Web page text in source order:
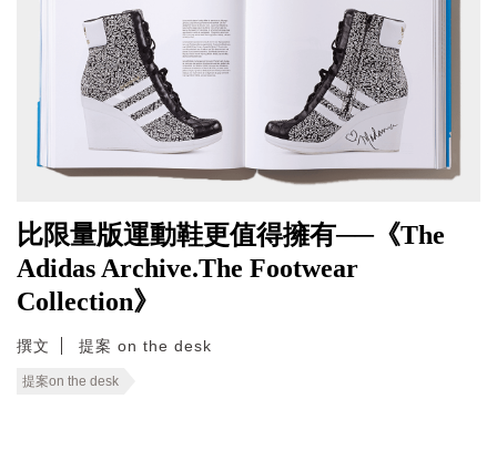
比限量版運動鞋更值得擁有──《The
Adidas Archive.The Footwear
Collection》
撰文 提案 on the desk
提案on the desk